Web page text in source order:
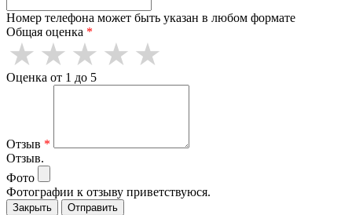
Номер телефона может быть указан в любом формате
Общая оценка *
Оценка от 1 до 5
Отзыв *
Отзыв.
Фото
Фотографии к отзыву приветствуюся.
Закрыть Отправить